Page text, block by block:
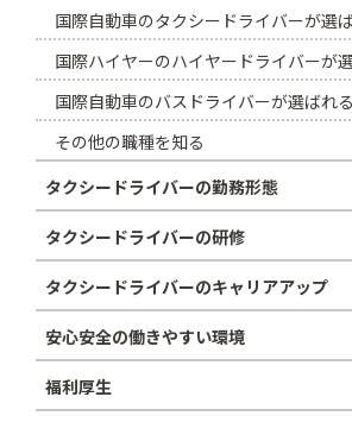
国際自動車のタクシードライバーが選
国際ハイヤーのハイヤードライバーが
国際自動車のバスドライバーが選ばれ
その他の職種を知る
タクシードライバーの勤務形態
タクシードライバーの研修
タクシードライバーのキャリアアップ
安心安全の働きやすい環境
福利厚生